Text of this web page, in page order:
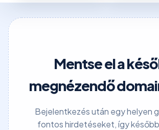
Mentse el a
megnézendő
Bejelentkezés után egy helyen
fontos hirdetéseket, így